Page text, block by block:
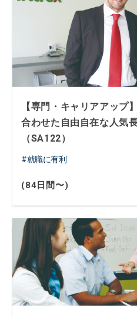
【専門・キャリアアップ
合わせた自由自在な人気
（SA122）
就職に有利
(84日間〜)